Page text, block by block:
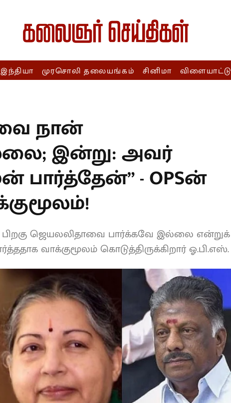
இந்தியா முரசொலி தலையங்கம் சினிமா விளையாட்டு
நான்
இன்று: அவர்
பார்த்தேன்” - OPSன்
பிறகு ஜெயலலிதாவை பார்க்கவே இல்லை
பார்த்ததாக வாக்குமூலம் கொடுத்திருக்கிறார்